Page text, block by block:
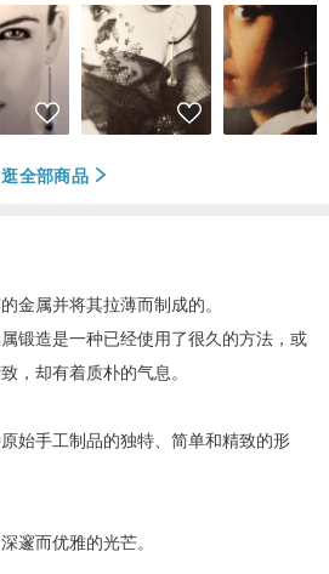
逛全部商品
金属并将其拉薄而制成的。
锻造是一种已经使用了很久的方法，或
，却有着质朴的气息。
始手工制品的独特、简单和精致的形
邃而优雅的光芒。